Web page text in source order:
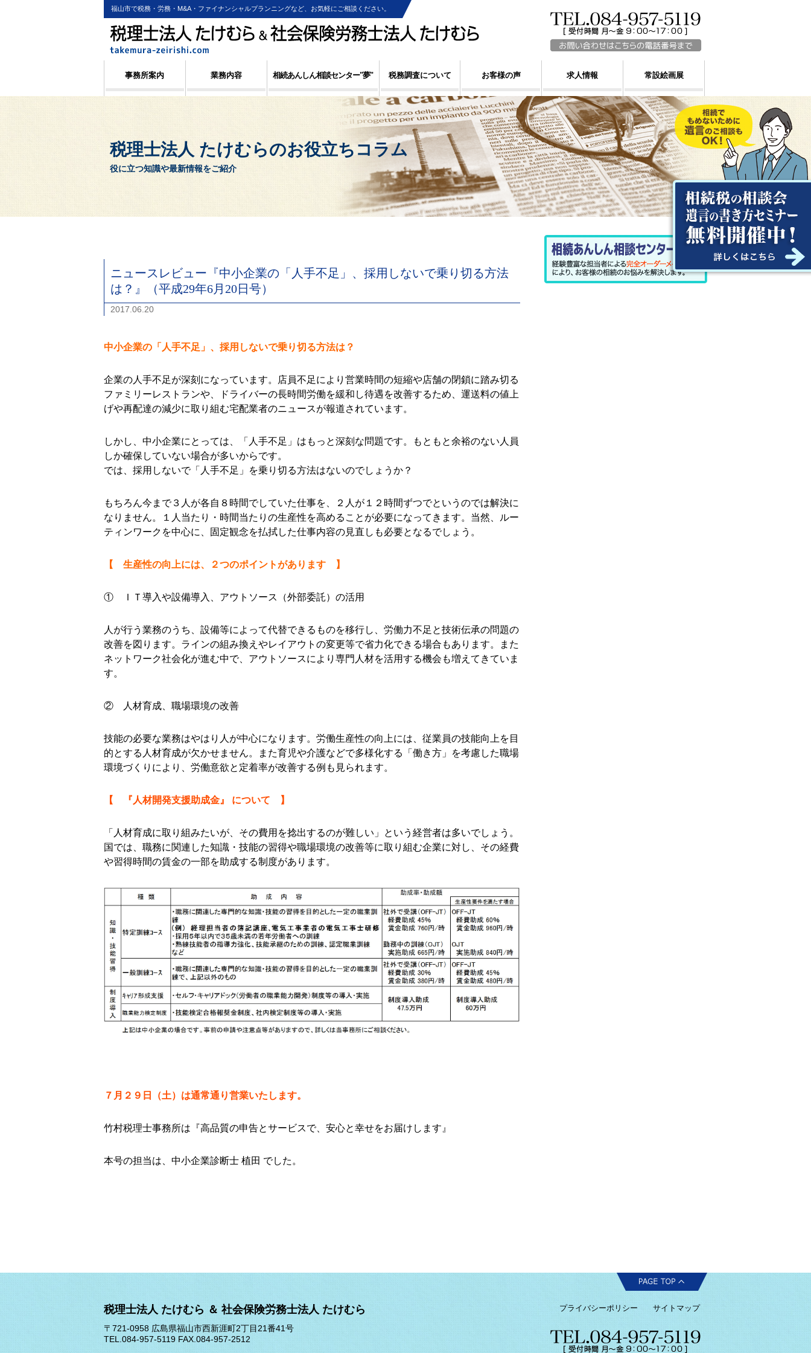
福山市で税務・労務・M&A・ファイナンシャルプランニングなど、お気軽にご相談ください。
事務所案内 業務内容 相続あんしん相談センター"夢" 税務調査について お客様の声 求人情報 常設絵画展
税理士法人 たけむらのお役立ちコラム
役に立つ知識や最新情報をご紹介
ニュースレビュー『中小企業の「人手不足」、採用しないで乗り切る方法
は？』（平成29年6月20日号）
2017.06.20
中小企業の「人手不足」、採用しないで乗り切る方法は？
企業の人手不足が深刻になっています。店員不足により営業時間の短縮や店舗の閉鎖に踏み切る
ファミリーレストランや、ドライバーの長時間労働を緩和し待遇を改善するため、運送料の値上
げや再配達の減少に取り組む宅配業者のニュースが報道されています。
しかし、中小企業にとっては、「人手不足」はもっと深刻な問題です。もともと余裕のない人員
しか確保していない場合が多いからです。
では、採用しないで「人手不足」を乗り切る方法はないのでしょうか？
もちろん今まで３人が各自８時間でしていた仕事を、２人が１２時間ずつでというのでは解決に
なりません。１人当たり・時間当たりの生産性を高めることが必要になってきます。当然、ルー
ティンワークを中心に、固定観念を払拭した仕事内容の見直しも必要となるでしょう。
【 生産性の向上には、２つのポイントがあります 】
① ＩＴ導入や設備導入、アウトソース（外部委託）の活用
人が行う業務のうち、設備等によって代替できるものを移行し、労働力不足と技術伝承の問題の
改善を図ります。ラインの組み換えやレイアウトの変更等で省力化できる場合もあります。また
ネットワーク社会化が進む中で、アウトソースにより専門人材を活用する機会も増えてきていま
す。
② 人材育成、職場環境の改善
技能の必要な業務はやはり人が中心になります。労働生産性の向上には、従業員の技能向上を目
的とする人材育成が欠かせません。また育児や介護などで多様化する「働き方」を考慮した職場
環境づくりにより、労働意欲と定着率が改善する例も見られます。
【 『人材開発支援助成金』 について 】
「人材育成に取り組みたいが、その費用を捻出するのが難しい」という経営者は多いでしょう。
国では、職務に関連した知識・技能の習得や職場環境の改善等に取り組む企業に対し、その経費
や習得時間の賃金の一部を助成する制度があります。
７月２９日（土）は通常通り営業いたします。
竹村税理士事務所は『高品質の申告とサービスで、安心と幸せをお届けします』
本号の担当は、中小企業診断士 植田 でした。
税理士法人 たけむら ＆ 社会保険労務士法人 たけむら
〒721-0958 広島県福山市西新涯町2丁目21番41号
TEL.084-957-5119 FAX.084-957-2512
プライバシーポリシー サイトマップ